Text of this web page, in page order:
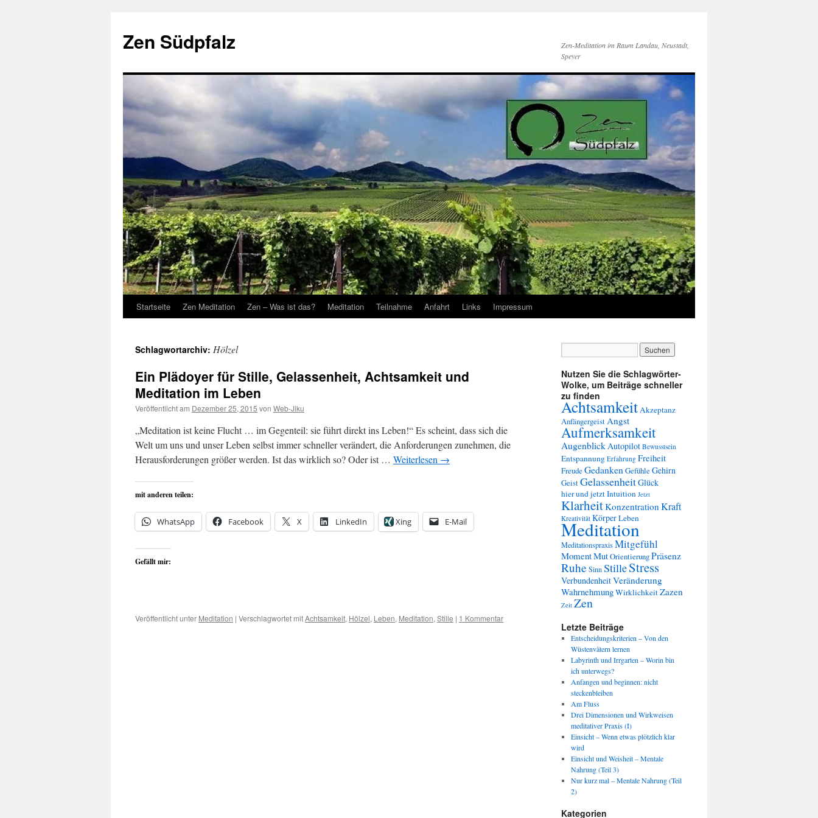
springen
Zen Südpfalz
Zen-Meditation im Raum Landau, Neustadt,
Speyer
Startseite Zen Meditation Zen – Was ist das? Meditation Teilnahme Anfahrt Links Impressum
Schlagwortarchiv: Hölzel
Ein Plädoyer für Stille, Gelassenheit, Achtsamkeit und
Meditation im Leben
Veröffentlicht am Dezember 25, 2015 von Web-Jiku
„Meditation ist keine Flucht … im Gegenteil: sie führt direkt ins Leben!“ Es scheint, dass sich die
Welt um uns und unser Leben selbst immer schneller verändert, die Anforderungen zunehmen, die
Herausforderungen größer werden. Ist das wirklich so? Oder ist … Weiterlesen →
mit anderen teilen:
WhatsApp Facebook X LinkedIn Xing E-Mail
Gefällt mir:
Veröffentlicht unter Meditation | Verschlagwortet mitAchtsamkeit, Hölzel, Leben, Meditation, Stille | 1 Kommentar
Nutzen Sie die Schlagwörter-
Wolke, um Beiträge schneller
zu finden
AchtsamkeitAkzeptanz
AnfängergeistAngst
Aufmerksamkeit
AugenblickAutopilot Bewusstsein
Entspannung Erfahrung Freiheit
FreudeGedanken GefühleGehirn
GeistGelassenheitGlück
hier und jetztIntuition Jetzt
KlarheitKonzentrationKraft
Kreativität KörperLeben
Meditation
MeditationspraxisMitgefühl
MomentMutOrientierungPräsenz
Ruhe SinnStilleStress
VerbundenheitVeränderung
WahrnehmungWirklichkeitZazen
Zeit Zen
Letzte Beiträge
Entscheidungskriterien – Von den
Wüstenvätern lernen
Labyrinth und Irrgarten – Worin bin
ich unterwegs?
Anfangen und beginnen: nicht
steckenbleiben
Am Fluss
Drei Dimensionen und Wirkweisen
meditativer Praxis (I)
Einsicht – Wenn etwas plötzlich klar
wird
Einsicht und Weisheit – Mentale
Nahrung (Teil 3)
Nur kurz mal – Mentale Nahrung (Teil
2)
Kategorien